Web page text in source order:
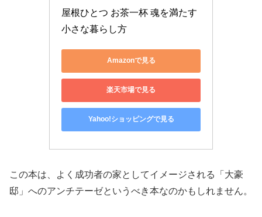
屋根ひとつ お茶一杯 魂を満たす
小さな暮らし方
Amazonで見る
楽天市場で見る
Yahoo!ショッピングで見る
この本は、よく成功者の家としてイメージされる「大豪
邸」へのアンチテーゼというべき本なのかもしれません。